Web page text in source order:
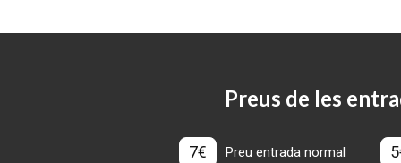
Preus de les
7€ Preu entrada normal